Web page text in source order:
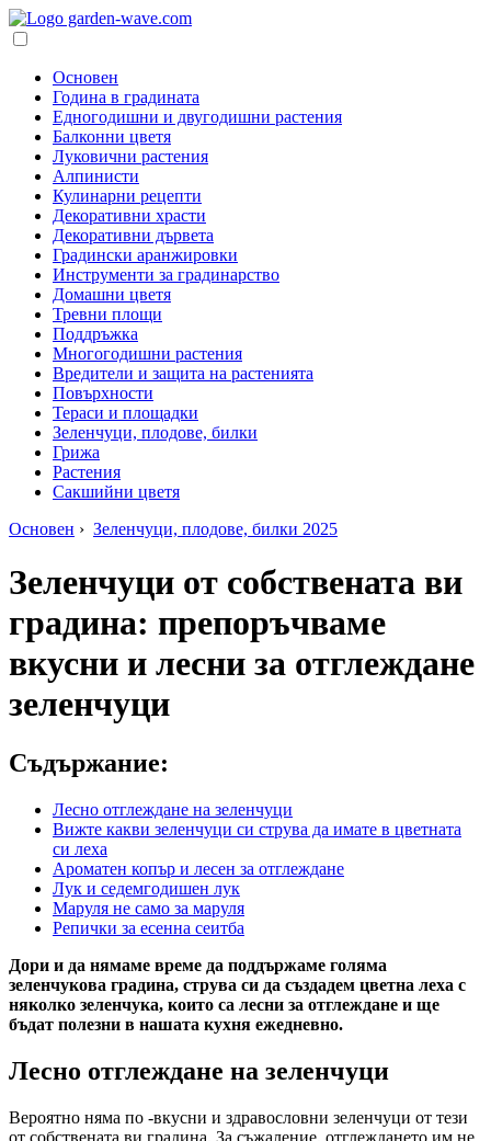
Основен
Година в градината
Едногодишни и двугодишни растения
Балконни цветя
Луковични растения
Алпинисти
Кулинарни рецепти
Декоративни храсти
Декоративни дървета
Градински аранжировки
Инструменти за градинарство
Домашни цветя
Тревни площи
Поддръжка
Многогодишни растения
Вредители и защита на растенията
Повърхности
Тераси и площадки
Зеленчуци, плодове, билки
Грижа
Растения
Сакшийни цветя
Основен › Зеленчуци, плодове, билки 2025
Зеленчуци от собствената ви
градина: препоръчваме
вкусни и лесни за отглеждане
зеленчуци
Съдържание:
Лесно отглеждане на зеленчуци
Вижте какви зеленчуци си струва да имате в цветната
си леха
Ароматен копър и лесен за отглеждане
Лук и седемгодишен лук
Маруля не само за маруля
Репички за есенна сеитба
Дори и да нямаме време да поддържаме голяма
зеленчукова градина, струва си да създадем цветна леха с
няколко зеленчука, които са лесни за отглеждане и ще
бъдат полезни в нашата кухня ежедневно.
Лесно отглеждане на зеленчуци
Вероятно няма по -вкусни и здравословни зеленчуци от тези
от собствената ви градина. За съжаление, отглеждането им не